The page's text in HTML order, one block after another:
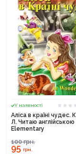
У наявності
Аліса в країні чудес.
Л. Читаю англійською
Elementary
100грн.
95 грн.